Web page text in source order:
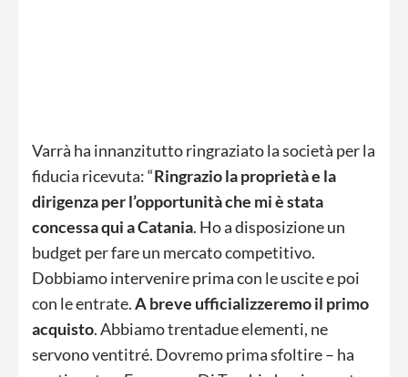
Varrà ha innanzitutto ringraziato la società per la
fiducia ricevuta: “Ringrazio la proprietà e la
dirigenza per l’opportunità che mi è stata
concessa qui a Catania. Ho a disposizione un
budget per fare un mercato competitivo.
Dobbiamo intervenire prima con le uscite e poi
con le entrate.A breve ufficializzeremo il primo
acquisto.Abbiamo trentadue elementi, ne
servono ventitré. Dovremo prima sfoltire – ha